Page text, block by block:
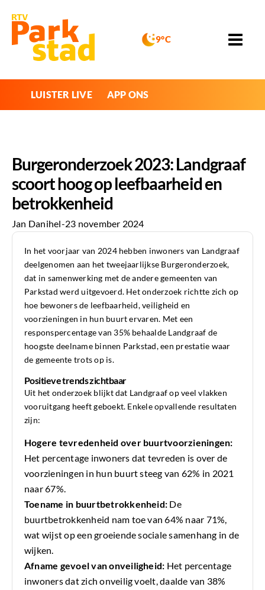
9°C
LUISTER LIVE APP ONS
Burgeronderzoek 2023: Landgraaf
scoort hoog op leefbaarheid en
betrokkenheid
Jan Danihel-23 november 2024
In het voorjaar van 2024 hebben inwoners van Landgraaf
deelgenomen aan het tweejaarlijkse Burgeronderzoek,
dat in samenwerking met de andere gemeenten van
Parkstad werd uitgevoerd. Het onderzoek richtte zich op
hoe bewoners de leefbaarheid, veiligheid en
voorzieningen in hun buurt ervaren. Met een
responspercentage van 35% behaalde Landgraaf de
hoogste deelname binnen Parkstad, een prestatie waar
de gemeente trots op is.
Positieve trends zichtbaar
Uit het onderzoek blijkt dat Landgraaf op veel vlakken
vooruitgang heeft geboekt. Enkele opvallende resultaten
zijn:
Hogere tevredenheid over buurtvoorzieningen:
Het percentage inwoners dat tevreden is over de
voorzieningen in hun buurt steeg van 62% in 2021
naar 67%.
Toename in buurtbetrokkenheid: De
buurtbetrokkenheid nam toe van 64% naar 71%,
wat wijst op een groeiende sociale samenhang in de
wijken.
Afname gevoel van onveiligheid: Het percentage
inwoners dat zich onveilig voelt, daalde van 38%